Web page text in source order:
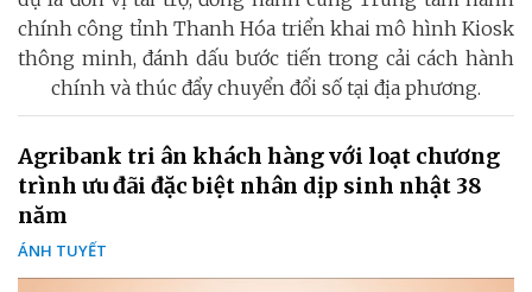
chính công tỉnh Thanh Hóa triển khai mô hình Kiosk
thông minh, đánh dấu bước tiến trong cải cách hành
chính và thúc đẩy chuyển đổi số tại địa phương.
Agribank tri ân khách hàng với loạt chương
trình ưu đãi đặc biệt nhân dịp sinh nhật 38
năm
ÁNH TUYẾT